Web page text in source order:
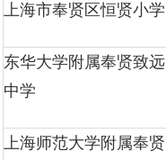
上海市奉贤区恒贤小学
东华大学附属奉贤致远
中学
上海师范大学附属奉贤